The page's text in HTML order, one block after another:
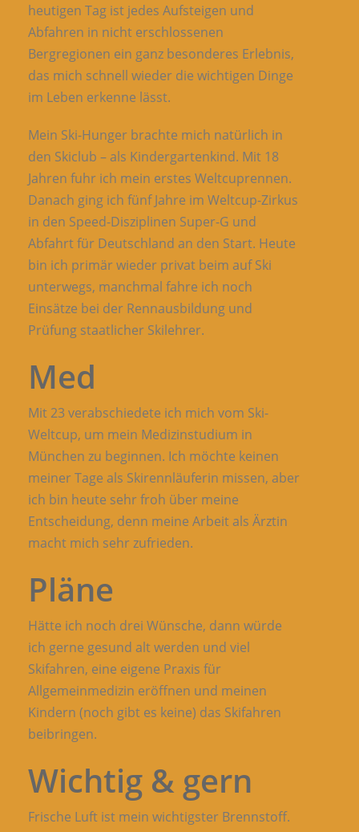
heutigen Tag ist jedes Aufsteigen und
Abfahren in nicht erschlossenen
Bergregionen ein ganz besonderes Erlebnis,
das mich schnell wieder die wichtigen Dinge
im Leben erkenne lässt.
Mein Ski-Hunger brachte mich natürlich in
den Skiclub – als Kindergartenkind. Mit 18
Jahren fuhr ich mein erstes Weltcuprennen.
Danach ging ich fünf Jahre im Weltcup-Zirkus
in den Speed-Disziplinen Super-G und
Abfahrt für Deutschland an den Start. Heute
bin ich primär wieder privat beim auf Ski
unterwegs, manchmal fahre ich noch
Einsätze bei der Rennausbildung und
Prüfung staatlicher Skilehrer.
Med
Mit 23 verabschiedete ich mich vom Ski-
Weltcup, um mein Medizinstudium in
München zu beginnen. Ich möchte keinen
meiner Tage als Skirennläuferin missen, aber
ich bin heute sehr froh über meine
Entscheidung, denn meine Arbeit als Ärztin
macht mich sehr zufrieden.
Pläne
Hätte ich noch drei Wünsche, dann würde
ich gerne gesund alt werden und viel
Skifahren, eine eigene Praxis für
Allgemeinmedizin eröffnen und meinen
Kindern (noch gibt es keine) das Skifahren
beibringen.
Wichtig & gern
Frische Luft ist mein wichtigster Brennstoff.